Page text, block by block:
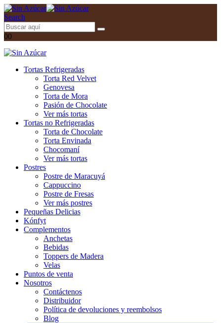
Search
00
Tortas Refrigeradas
Torta Red Velvet
Genovesa
Torta de Mora
Pasión de Chocolate
Ver más tortas
Tortas no Refrigeradas
Torta de Chocolate
Torta Envinada
Chocomaní
Ver más tortas
Postres
Postre de Maracuyá
Cappuccino
Postre de Fresas
Ver más postres
Pequeñas Delicias
Kónfyt
Complementos
Anchetas
Bebidas
Toppers de Madera
Velas
Puntos de venta
Nosotros
Contáctenos
Distribuidor
Política de devoluciones y reembolsos
Blog